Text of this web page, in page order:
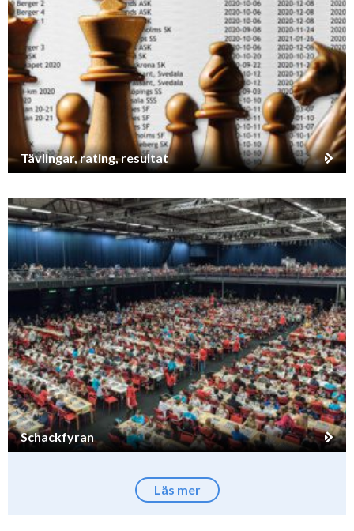
Tävlingar, rating, resultat
Schackfyran
Läs mer